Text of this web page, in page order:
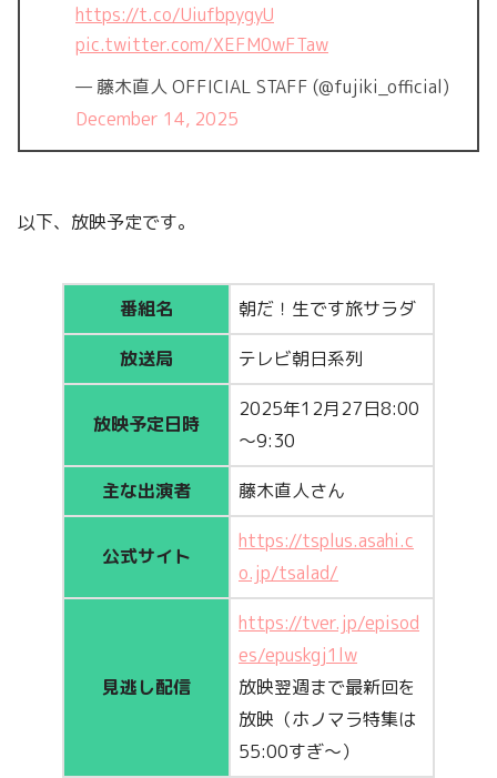
https://t.co/UiufbpygyU
pic.twitter.com/XEFM0wFTaw
— 藤木直人 OFFICIAL STAFF (@fujiki_official)
December 14, 2025
以下、放映予定です。
番組名 朝だ！生です旅サラダ
放送局 テレビ朝日系列
放映予定日時
2025年12月27日8:00
～9:30
主な出演者 藤木直人さん
公式サイト
https://tsplus.asahi.c
o.jp/tsalad/
見逃し配信
https://tver.jp/episod
es/epuskgj1lw
放映翌週まで最新回を
放映（ホノマラ特集は
55:00すぎ～）